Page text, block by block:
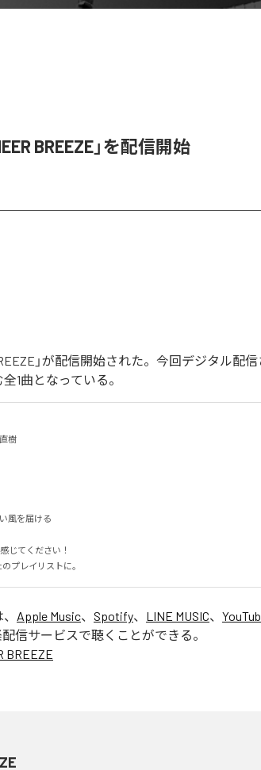
BREEZE」を配信開始
」が配信開始された。今回デジタル配信
全1曲となっている。
樹
風を届ける
プレイリストに。
Apple Music、 Spotify、 LINE MUSIC、
信サービスで聴くことができる。
BREEZE